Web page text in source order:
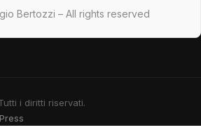
Bertozzi – All rights reserved
i diritti riservati.